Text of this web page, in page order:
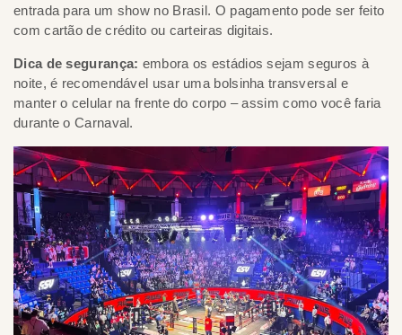
entrada para um show no Brasil. O pagamento pode ser feito
com cartão de crédito ou carteiras digitais.
Dica de segurança: embora os estádios sejam seguros à
noite, é recomendável usar uma bolsinha transversal e
manter o celular na frente do corpo – assim como você faria
durante o Carnaval.